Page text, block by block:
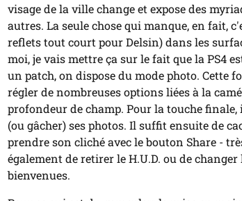
visage de la ville change et expose des
autres. La seule chose qui manque, en fait,
reflets tout court pour Delsin) dans les
moi, je vais mettre ça sur le fait que la PS4
un patch, on dispose du mode photo. Cette
régler de nombreuses options liées à la
profondeur de champ. Pour la touche
(ou gâcher) ses photos. Il suffit ensuite de
prendre son cliché avec le bouton Share -
également de retirer le H.U.D. ou de
bienvenues.